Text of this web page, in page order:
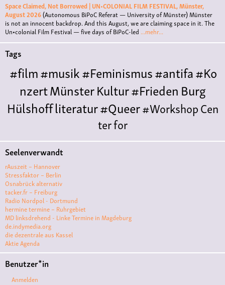
Space Claimed, Not Borrowed | UN•COLONIAL FILM FESTIVAL, Münster,
August 2026(Autonomous BiPoC Referat — University of Münster)Münster
is not an innocent backdrop. And this August, we are claiming space in it. The
Un•colonial Film Festival — five days of BiPoC-led ...mehr...
Tags
#film#musik#Feminismus#antifa#Ko
nzertMünsterKultur#FriedenBurg
Hülshoffliteratur#Queer#WorkshopCen
ter for
LiteraturePolyamoriePolytreff#liveKonzert
Polyamorietreff
Monogamie
ismuskunst
VKqueer#Demo#Theater
ve#film #kino #filmwerkstatt
#filmclub#Münster#BLACKBOXpunk#kino
#menschenrechte
Seelenverwandt
rAuszeit – Hannover
Stressfaktor – Berlin
Osnabrück alternativ
tacker.fr – Freiburg
Radio Nordpol - Dortmund
hermine termine – Ruhrgebiet
MD linksdrehend - Linke Termine in Magdeburg
de.indymedia.org
die dezentrale aus Kassel
Aktie Agenda
Benutzer*in
Anmelden